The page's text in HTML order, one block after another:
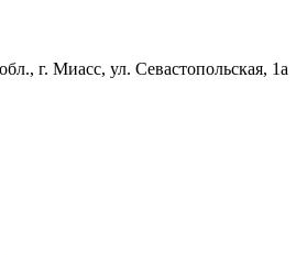
г. Миасс, ул. Севастопольская, 1а